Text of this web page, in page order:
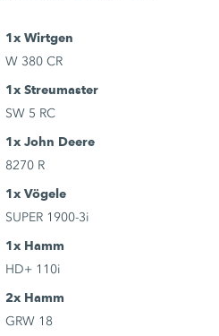
1x Wirtgen
W 380 CR
1x Streumaster
SW 5 RC
1x John Deere
8270 R
1x Vögele
SUPER 1900-3i
1x Hamm
HD+ 110i
2x Hamm
GRW 18